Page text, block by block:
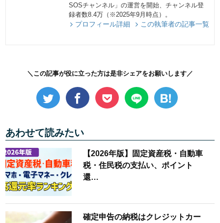
SOSチャンネル」の運営を開始、チャンネル登
録者数8.4万（※2025年9月時点）。
プロフィール詳細 この執筆者の記事一覧
＼この記事が役に立った方は是非シェアをお願いします／
あわせて読みたい
【2026年版】固定資産税・自動車
税・住民税の支払い、ポイント
還…
確定申告の納税はクレジットカー